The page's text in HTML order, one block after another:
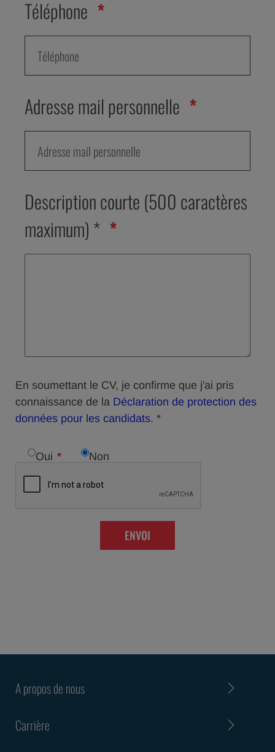
Téléphone
Adresse mail personnelle
Description courte (500 caractères
maximum) *
En soumettant le CV, je confirme que j'ai pris
connaissance de la Déclaration de protection des
données pour les candidats. *
Oui Non
ENVOI
A propos de nous
Carrière